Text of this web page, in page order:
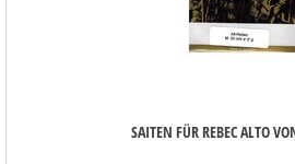
SAITEN FÜR REBEC ALTO